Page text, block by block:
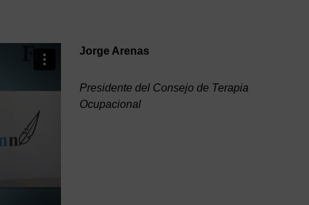
Jorge Arenas
Presidente del Consejo de Terapia
Ocupacional